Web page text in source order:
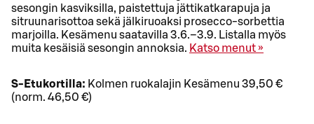
sesongin kasviksilla, paistettuja jättikatkarapuja ja
sitruunarisottoa sekä jälkiruoaksi prosecco-sorbettia
marjoilla. Kesämenu saatavilla 3.6.–3.9. Listalla myös
muita kesäisiä sesongin annoksia. Katso menut »
S-Etukortilla: Kolmen ruokalajin Kesämenu 39,50 €
(norm. 46,50 €)